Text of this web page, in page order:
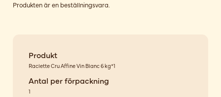
Produkten är en beställningsvara.
Produkt
Raclette Cru Affine Vin Blanc 6 kg*1
Antal per förpackning
1